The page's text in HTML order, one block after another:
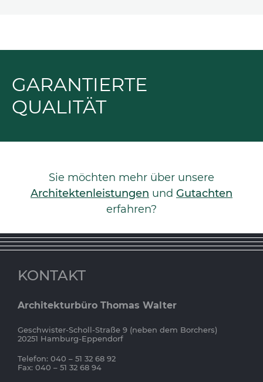
GARANTIERTE
QUALITÄT
Sie möchten mehr über unsere
Architektenleistungen und Gutachten
erfahren?
KONTAKT
Architekturbüro Thomas Walter
Geschwister-Scholl-Straße 9 (neben dem Borchers)
20251 Hamburg-Eppendorf
Telefon: 040 – 51 32 68 92
Fax: 040 – 51 32 68 94